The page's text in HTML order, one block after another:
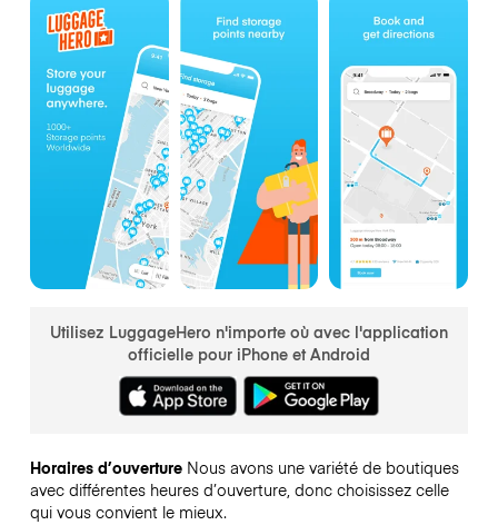
Utilisez LuggageHero n'importe où avec l'application
officielle pour iPhone et Android
Horaires d’ouverture Nous avons une variété de boutiques
avec différentes heures d’ouverture, donc choisissez celle
qui vous convient le mieux.